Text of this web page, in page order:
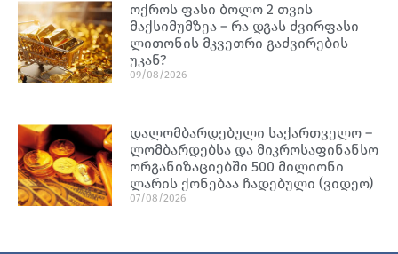
ოქროს ფასი ბოლო 2 თვის
მაქსიმუმზეა – რა დგას ძვირფასი
ლითონის მკვეთრი გაძვირების
უკან?
09/08/2026
დალომბარდებული საქართველო –
ლომბარდებსა და მიკროსაფინანსო
ორგანიზაციებში 500 მილიონი
ლარის ქონებაა ჩადებული (ვიდეო)
07/08/2026